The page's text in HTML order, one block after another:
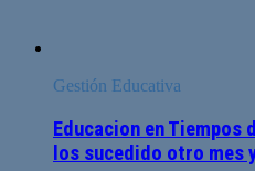
Gestión Educativa
Educacion en Tiempos
los sucedido otro mes